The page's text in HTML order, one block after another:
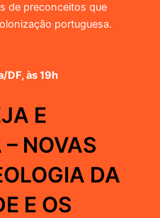
de preconceitos que
portuguesa.
DF, às 19h
E
NOVAS
DA
E OS